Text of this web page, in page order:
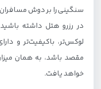
سنگینی را بر دوش مسافران
در رزرو هتل داشته
لوکس‌تر، باکیفیت‌تر و
مقصد باشد، به همان
خواهد یافت.